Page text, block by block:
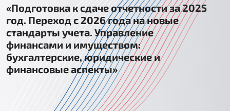
«Подготовка к сдаче отчетности за 2025
год. Переход с 2026 года на новые
стандарты учета. Управление
финансами и имуществом:
бухгалтерские, юридические и
финансовые аспекты»